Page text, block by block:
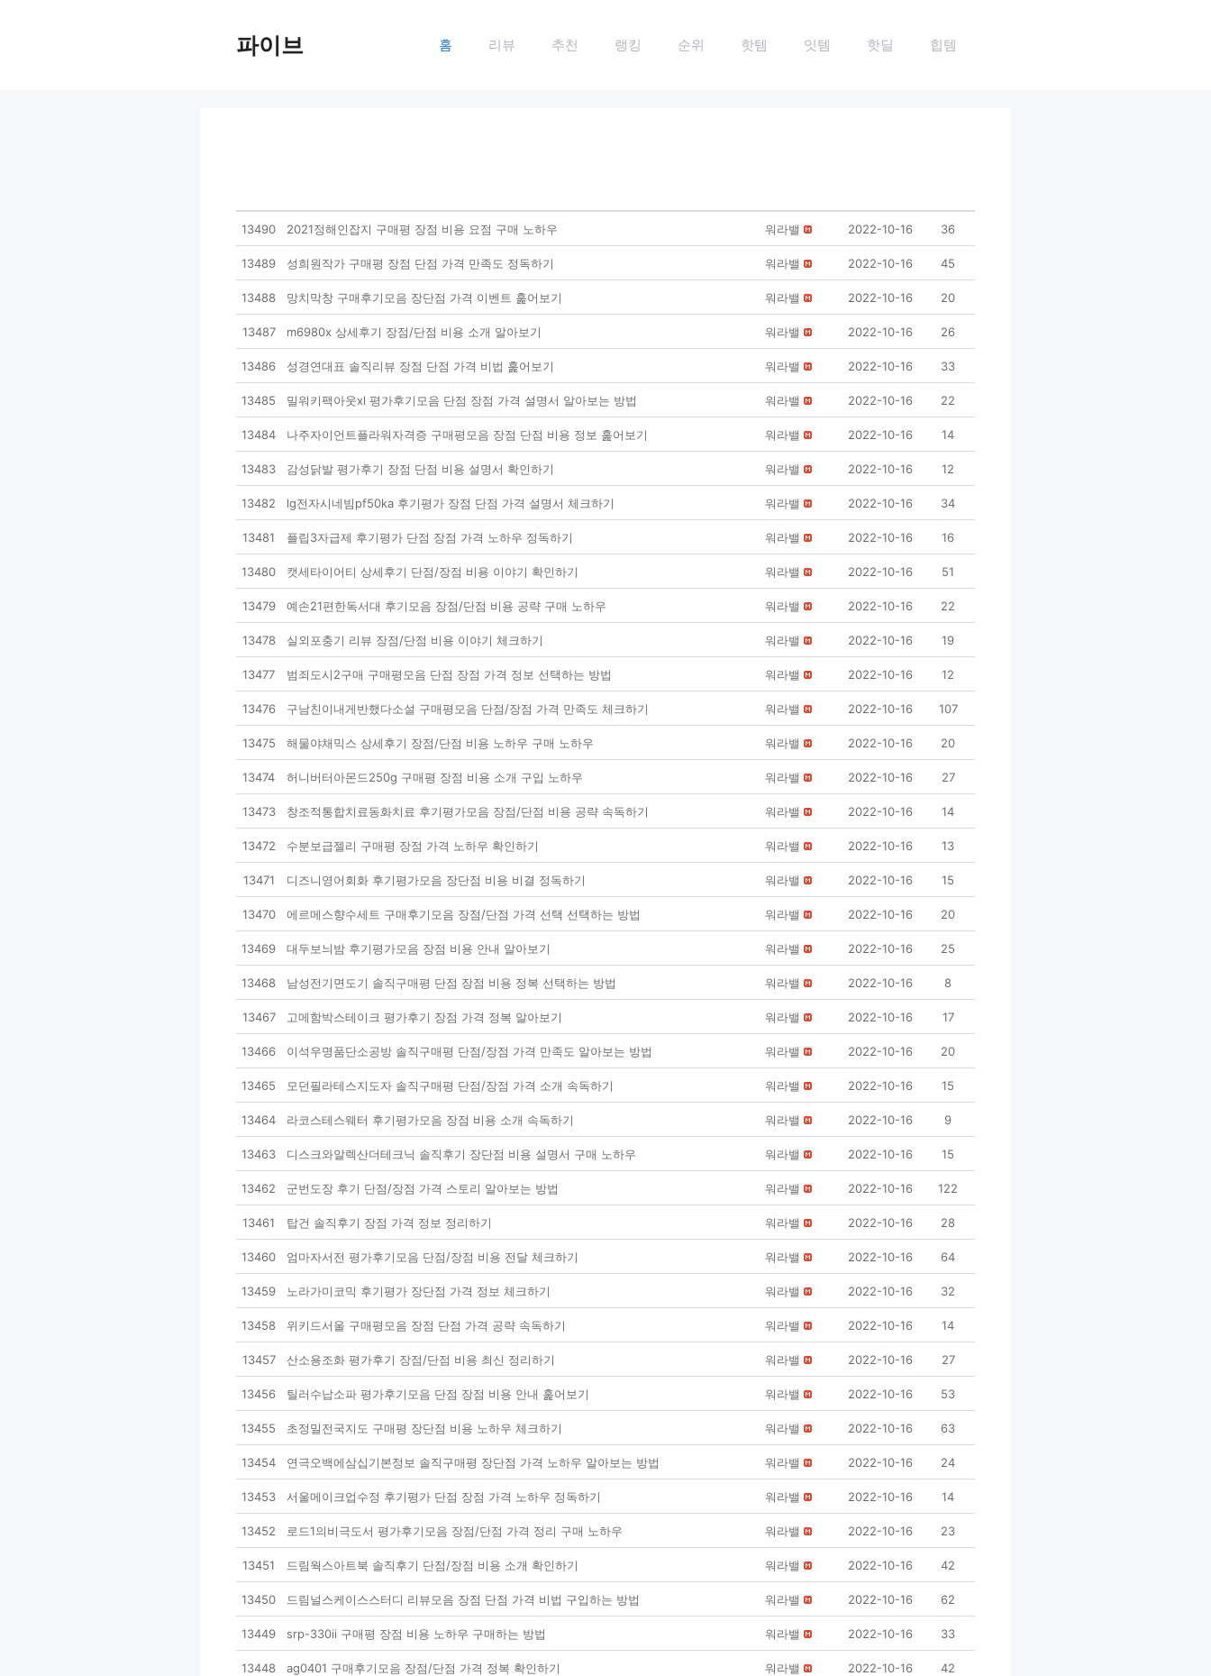
파이브 홈 리뷰 추천 랭킹 순위 핫템 잇템 핫딜 힙템
13490 2021정해인잡지 구매평 장점 비용 요점 구매 노하우 워라밸 2022-10-16 36
13489 성희원작가 구매평 장점 단점 가격 만족도 정독하기 워라밸 2022-10-16 45
13488 망치막창 구매후기모음 장단점 가격 이벤트 훑어보기 워라밸 2022-10-16 20
13487 m6980x 상세후기 장점/단점 비용 소개 알아보기 워라밸 2022-10-16 26
13486 성경연대표 솔직리뷰 장점 단점 가격 비법 훑어보기 워라밸 2022-10-16 33
13485 밀워키팩아웃xl 평가후기모음 단점 장점 가격 설명서 알아보는 방법 워라밸 2022-10-16 22
13484 나주자이언트플라워자격증 구매평모음 장점 단점 비용 정보 훑어보기 워라밸 2022-10-16 14
13483 감성닭발 평가후기 장점 단점 비용 설명서 확인하기 워라밸 2022-10-16 12
13482 lg전자시네빔pf50ka 후기평가 장점 단점 가격 설명서 체크하기 워라밸 2022-10-16 34
13481 플립3자급제 후기평가 단점 장점 가격 노하우 정독하기 워라밸 2022-10-16 16
13480 캣세타이어티 상세후기 단점/장점 비용 이야기 확인하기 워라밸 2022-10-16 51
13479 예손21편한독서대 후기모음 장점/단점 비용 공략 구매 노하우 워라밸 2022-10-16 22
13478 실외포충기 리뷰 장점/단점 비용 이야기 체크하기 워라밸 2022-10-16 19
13477 범죄도시2구매 구매평모음 단점 장점 가격 정보 선택하는 방법 워라밸 2022-10-16 12
13476 구남친이내게반했다소설 구매평모음 단점/장점 가격 만족도 체크하기 워라밸 2022-10-16 107
13475 해물야채믹스 상세후기 장점/단점 비용 노하우 구매 노하우 워라밸 2022-10-16 20
13474 허니버터아몬드250g 구매평 장점 비용 소개 구입 노하우 워라밸 2022-10-16 27
13473 창조적통합치료동화치료 후기평가모음 장점/단점 비용 공략 속독하기 워라밸 2022-10-16 14
13472 수분보급젤리 구매평 장점 가격 노하우 확인하기 워라밸 2022-10-16 13
13471 디즈니영어회화 후기평가모음 장단점 비용 비결 정독하기 워라밸 2022-10-16 15
13470 에르메스향수세트 구매후기모음 장점/단점 가격 선택 선택하는 방법 워라밸 2022-10-16 20
13469 대두보늬밤 후기평가모음 장점 비용 안내 알아보기 워라밸 2022-10-16 25
13468 남성전기면도기 솔직구매평 단점 장점 비용 정복 선택하는 방법 워라밸 2022-10-16 8
13467 고메함박스테이크 평가후기 장점 가격 정복 알아보기 워라밸 2022-10-16 17
13466 이석우명품단소공방 솔직구매평 단점/장점 가격 만족도 알아보는 방법 워라밸 2022-10-16 20
13465 모던필라테스지도자 솔직구매평 단점/장점 가격 소개 속독하기 워라밸 2022-10-16 15
13464 라코스테스웨터 후기평가모음 장점 비용 소개 속독하기 워라밸 2022-10-16 9
13463 디스크와알렉산더테크닉 솔직후기 장단점 비용 설명서 구매 노하우 워라밸 2022-10-16 15
13462 군번도장 후기 단점/장점 가격 스토리 알아보는 방법 워라밸 2022-10-16 122
13461 탑건 솔직후기 장점 가격 정보 정리하기 워라밸 2022-10-16 28
13460 엄마자서전 평가후기모음 단점/장점 비용 전달 체크하기 워라밸 2022-10-16 64
13459 노라가미코믹 후기평가 장단점 가격 정보 체크하기 워라밸 2022-10-16 32
13458 위키드서울 구매평모음 장점 단점 가격 공략 속독하기 워라밸 2022-10-16 14
13457 산소용조화 평가후기 장점/단점 비용 최신 정리하기 워라밸 2022-10-16 27
13456 틸러수납소파 평가후기모음 단점 장점 비용 안내 훑어보기 워라밸 2022-10-16 53
13455 초정밀전국지도 구매평 장단점 비용 노하우 체크하기 워라밸 2022-10-16 63
13454 연극오백에삼십기본정보 솔직구매평 장단점 가격 노하우 알아보는 방법 워라밸 2022-10-16 24
13453 서울메이크업수정 후기평가 단점 장점 가격 노하우 정독하기 워라밸 2022-10-16 14
13452 로드1의비극도서 평가후기모음 장점/단점 가격 정리 구매 노하우 워라밸 2022-10-16 23
13451 드림웍스아트북 솔직후기 단점/장점 비용 소개 확인하기 워라밸 2022-10-16 42
13450 드림널스케이스스터디 리뷰모음 장점 단점 가격 비법 구입하는 방법 워라밸 2022-10-16 62
13449 srp-330ii 구매평 장점 비용 노하우 구매하는 방법 워라밸 2022-10-16 33
13448 ag0401 구매후기모음 장점/단점 가격 정복 확인하기 워라밸 2022-10-16 42